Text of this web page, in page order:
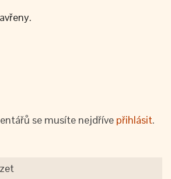
se musíte nejdříve přihlásit.